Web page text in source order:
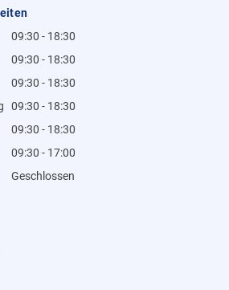
09:30 - 18:30
09:30 - 18:30
09:30 - 18:30
09:30 - 18:30
09:30 - 18:30
09:30 - 17:00
Geschlossen